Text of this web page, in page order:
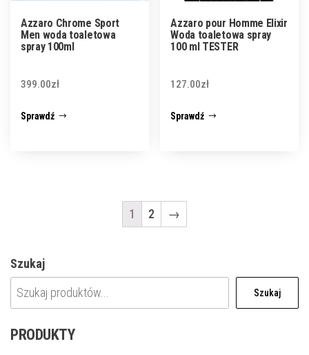
Azzaro Chrome Sport
Men woda toaletowa
spray 100ml
399.00zł
Sprawdź
Azzaro pour Homme Elixir
Woda toaletowa spray
100 ml TESTER
127.00zł
Sprawdź
1 2 →
Szukaj
Szukaj
PRODUKTY